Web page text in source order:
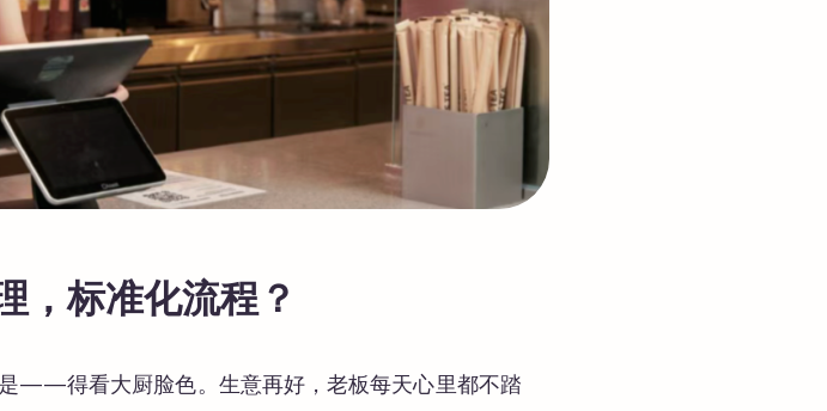
，标准化流程？
——得看大厨脸色。生意再好，老板每天心里都不踏